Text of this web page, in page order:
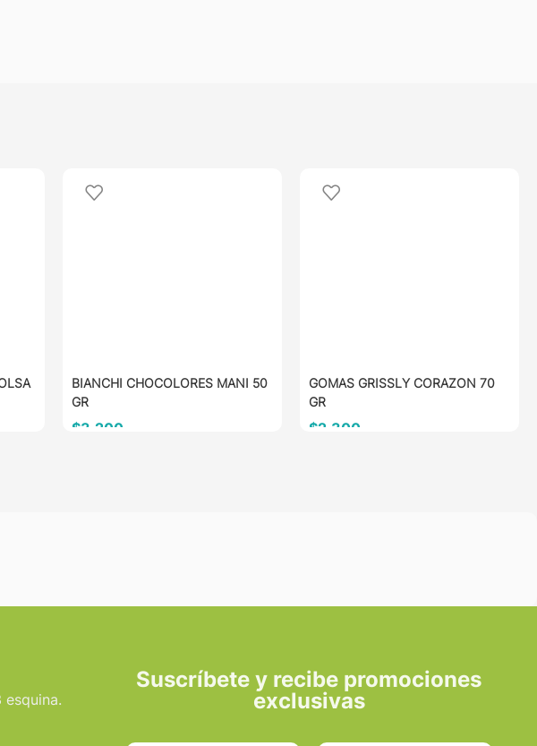
BIANCHI CHOCOLORES MANI 50
GR
$3.200
GOMAS GRISSLY CORAZON 70
GR
$2.300
Suscríbete y recibe promociones
exclusivas